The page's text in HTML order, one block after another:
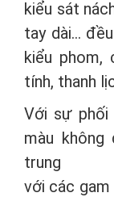
kiểu sát
tay dài…
kiểu
tính, thanh
Với sự phối
màu
trung
với các gam